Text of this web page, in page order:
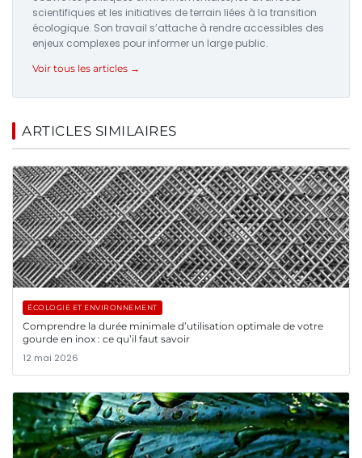
scientifiques et les initiatives de terrain liées à la transition
écologique. Son travail s’attache à rendre accessibles des
enjeux complexes pour informer un large public.
Voir tous les articles →
ARTICLES SIMILAIRES
ÉCOLOGIE ET ENVIRONNEMENT
Comprendre la durée minimale d’utilisation optimale de votre
gourde en inox : ce qu’il faut savoir
12 mai 2026